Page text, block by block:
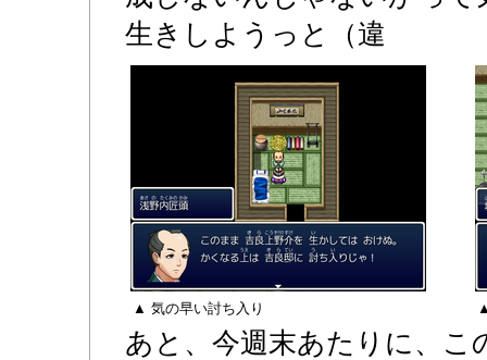
生きしようっと（違
▲ 気の早い討ち入り
あと、今週末あたりに、こ